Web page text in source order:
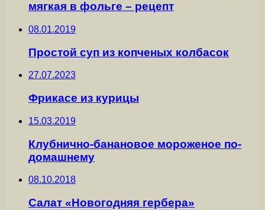
мягкая в фольге – рецепт
08.01.2019
Простой суп из копченых колбасок
27.07.2023
Фрикасе из курицы
15.03.2019
Клубнично-банановое мороженое по-
домашнему
08.10.2018
Салат «Новогодняя гербера»